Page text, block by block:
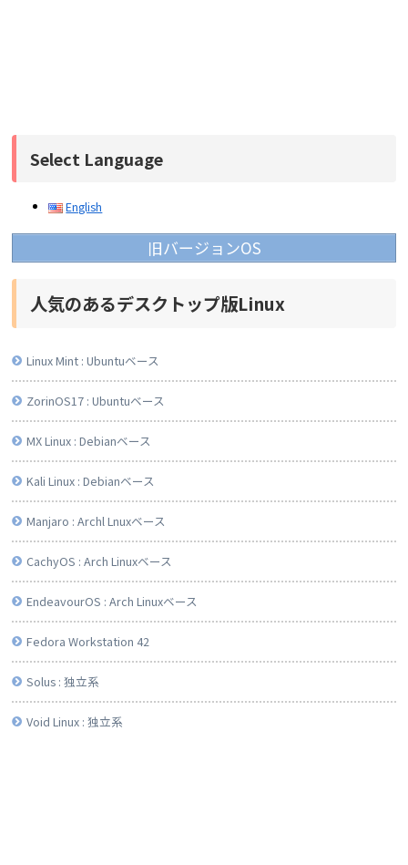
Select Language
English
旧バージョンOS
人気のあるデスクトップ版Linux
Linux Mint : Ubuntuベース
ZorinOS17 : Ubuntuベース
MX Linux : Debianベース
Kali Linux : Debianベース
Manjaro : Archl Lnuxベース
CachyOS : Arch Linuxベース
EndeavourOS : Arch Linuxベース
Fedora Workstation 42
Solus : 独立系
Void Linux : 独立系